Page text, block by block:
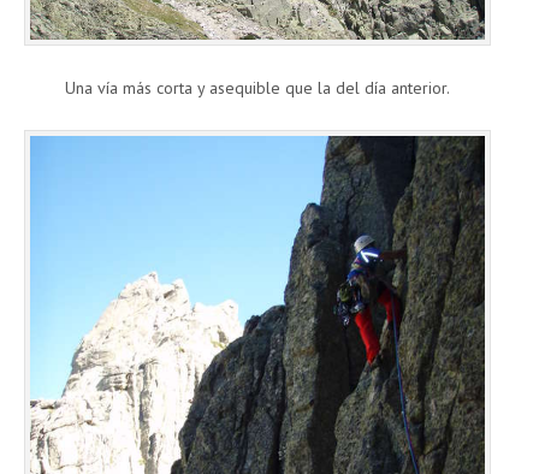
Una vía más corta y asequible que la del día anterior.